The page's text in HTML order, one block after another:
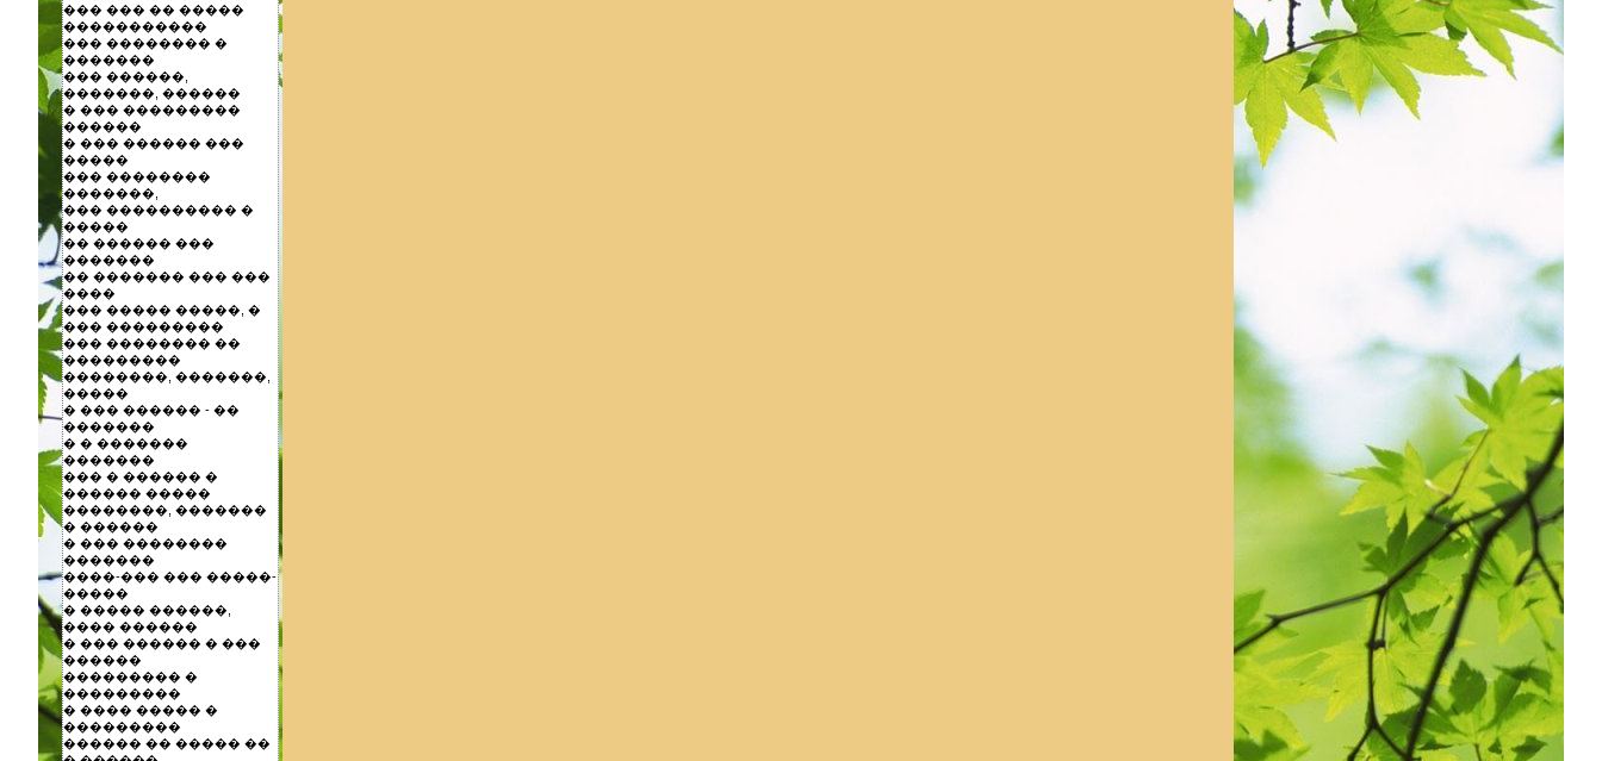
��� ��� �� �����
�����������
��� �������� �
�������
��� ������,
�������, ������
� ��� ���������
������
� ��� ������ ���
�����
��� ��������
�������,
��� ���������� �
�����
�� ������ ���
�������
�� ������� ��� ���
����
��� ����� �����, �
��� ���������
��� �������� ��
���������
��������, �������,
�����
� ��� ������ - ��
�������
� � �������
�������
��� � ������ �
������ �����
��������, �������
� ������
� ��� ��������
�������
����-��� ��� �����-
�����
� ����� ������,
���� ������
� ��� ������ � ���
������
��������� �
���������
� ���� ����� �
���������
������ �� ����� ��